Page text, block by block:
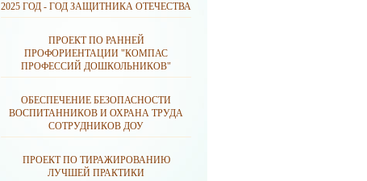
2025 ГОД - ГОД ЗАЩИТНИКА ОТЕЧЕСТВА
ПРОЕКТ ПО РАННЕЙ
ПРОФОРИЕНТАЦИИ "КОМПАС
ПРОФЕССИЙ ДОШКОЛЬНИКОВ"
ОБЕСПЕЧЕНИЕ БЕЗОПАСНОСТИ
ВОСПИТАННИКОВ И ОХРАНА ТРУДА
СОТРУДНИКОВ ДОУ
ПРОЕКТ ПО ТИРАЖИРОВАНИЮ
ЛУЧШЕЙ ПРАКТИКИ